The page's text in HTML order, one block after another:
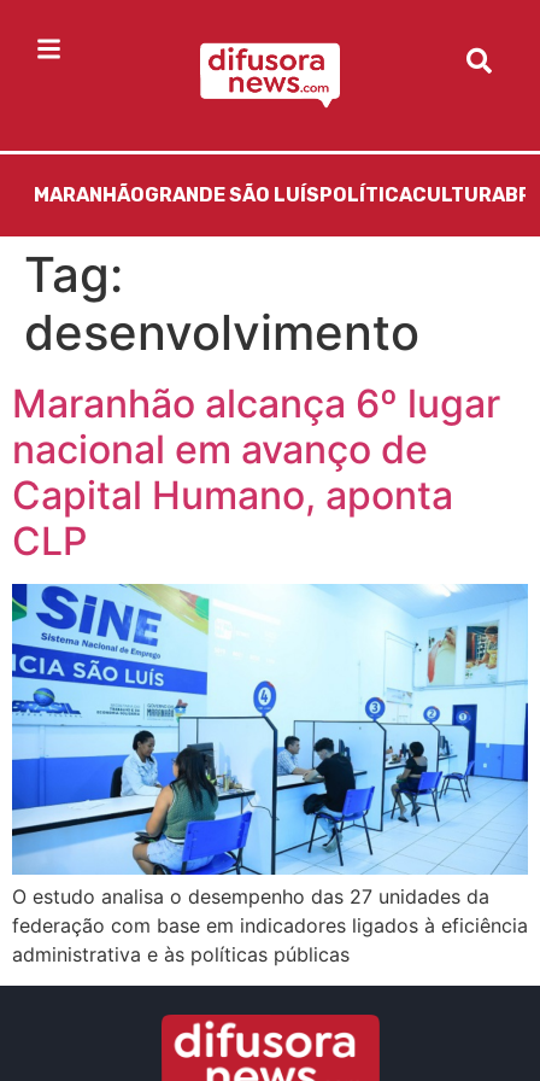
MARANHÃOGRANDE SÃO LUÍS POLÍTICACULTURA
Tag:
desenvolvimento
Maranhão alcança 6º lugar
nacional em avanço de
Capital Humano, aponta
CLP
O estudo analisa o desempenho das 27 unidades da
federação com base em indicadores ligados à eficiência
administrativa e às políticas públicas